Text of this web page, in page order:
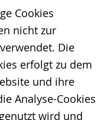
Cookies
nicht zur
Die
erfolgt zu dem
und ihre
Analyse-Cookies
wird und